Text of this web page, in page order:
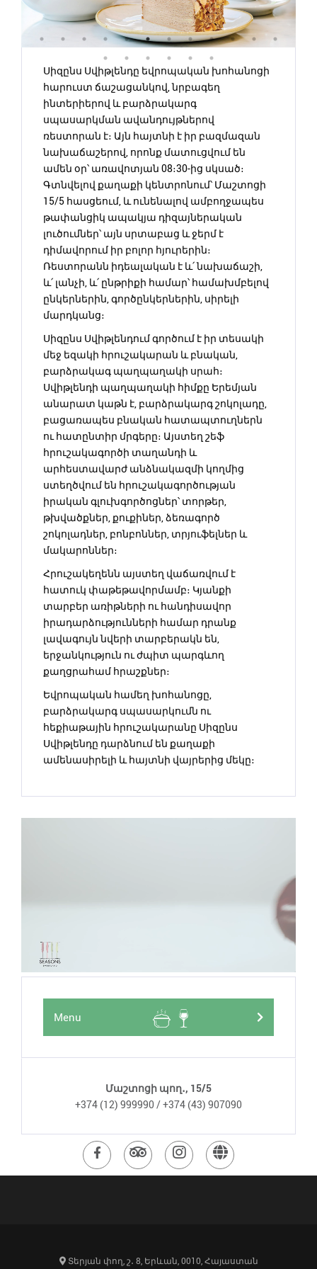
Սիզընս Սվիթլենդը եվրոպական խոհանոցի
հարուստ ճաշացանկով, նրբագեղ
ինտերիերով և բարձրակարգ
սպասարկման ավանդույթներով
ռեստորան է։ Այն հայտնի է իր բազմազան
նախաճաշերով, որոնք մատուցվում են
ամեն օր՝ առավոտյան 08։30-ից սկսած։
Գտնվելով քաղաքի կենտրոնում՝ Մաշտոցի
15/5 հասցեում, և ունենալով ամբողջապես
թափանցիկ ապակյա դիզայներական
լուծումներ՝ այն սրտաբաց և ջերմ է
դիմավորում իր բոլոր հյուրերին։
Ռեստորանն իդեալական է և՛ նախաճաշի,
և՛ լանչի, և՛ ընթրիքի համար՝ համախմբելով
ընկերներին, գործընկերներին, սիրելի
մարդկանց։
Սիզընս Սվիթլենդում գործում է իր տեսակի
մեջ եզակի հրուշակարան և բնական,
բարձրակագ պաղպաղակի սրահ։
Սվիթլենդի պաղպաղակի հիմքը Երեմյան
անարատ կաթն է, բարձրակարգ շոկոլադը,
բացառապես բնական հատապտուղներն
ու հատընտիր մրգերը։ Այստեղ շեֆ
հրուշակագործի տաղանդի և
արհեստավարժ անձնակազմի կողմից
ստեղծվում են հրուշակագործության
իրական գլուխգործոցներ՝ տորթեր,
թխվածքներ, քուքիներ, ձեռագործ
շոկոլադներ, բոնբոններ, տրյուֆելներ և
մակարոններ։
Հրուշակեղենն այստեղ վաճառվում է
հատուկ փաթեթավորմամբ։ Կյանքի
տարբեր առիթների ու հանդիսավոր
իրադարձությունների համար դրանք
լավագույն նվերի տարբերակն են,
երջանկություն ու ժպիտ պարգևող
քաղցրահամ հրաշքներ։
Եվրոպական համեղ խոհանոցը,
բարձրակարգ սպասարկումն ու
հեքիաթային հրուշակարանը Սիզընս
Սվիթլենդը դարձնում են քաղաքի
ամենասիրելի և հայտնի վայրերից մեկը։
Menu
Մաշտոցի պող․, 15/5
+374 (12) 999990 / +374 (43) 907090
Այցելեք
ֆեյսբուքյան
Այցելեք
Թրիփըդվայզերի
Այցելեք
ինստագրամյան
Այցելեք
կայք-
Տերյան փող, շ․ 8, Երևան, 0010, Հայաստան